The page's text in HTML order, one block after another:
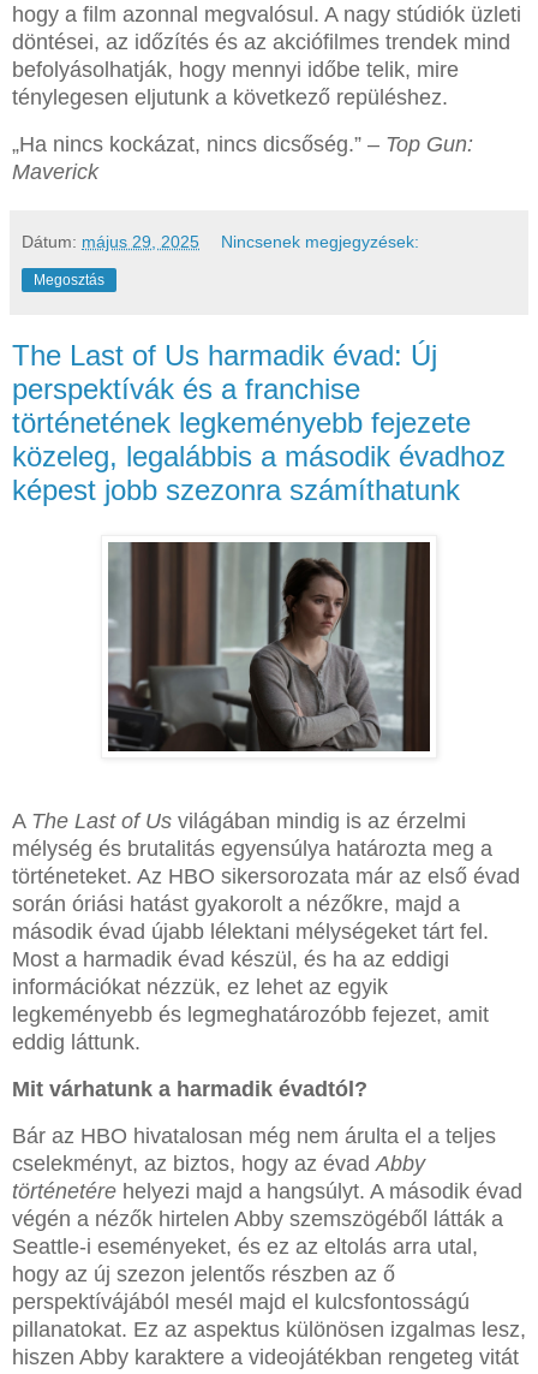
hogy a film azonnal megvalósul. A nagy stúdiók üzleti
döntései, az időzítés és az akciófilmes trendek mind
befolyásolhatják, hogy mennyi időbe telik, mire
ténylegesen eljutunk a következő repüléshez.
„Ha nincs kockázat, nincs dicsőség.” – Top Gun:
Maverick
Dátum: május 29, 2025 Nincsenek megjegyzések:
Megosztás
The Last of Us harmadik évad: Új
perspektívák és a franchise
történetének legkeményebb fejezete
közeleg, legalábbis a második évadhoz
képest jobb szezonra számíthatunk
A The Last of Us világában mindig is az érzelmi
mélység és brutalitás egyensúlya határozta meg a
történeteket. Az HBO sikersorozata már az első évad
során óriási hatást gyakorolt a nézőkre, majd a
második évad újabb lélektani mélységeket tárt fel.
Most a harmadik évad készül, és ha az eddigi
információkat nézzük, ez lehet az egyik
legkeményebb és legmeghatározóbb fejezet, amit
eddig láttunk.
Mit várhatunk a harmadik évadtól?
Bár az HBO hivatalosan még nem árulta el a teljes
cselekményt, az biztos, hogy az évad Abby
történetére helyezi majd a hangsúlyt. A második évad
végén a nézők hirtelen Abby szemszögéből látták a
Seattle-i eseményeket, és ez az eltolás arra utal,
hogy az új szezon jelentős részben az ő
perspektívájából mesél majd el kulcsfontosságú
pillanatokat. Ez az aspektus különösen izgalmas lesz,
hiszen Abby karaktere a videojátékban rengeteg vitát